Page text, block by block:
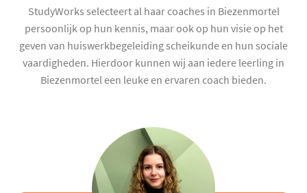
StudyWorks selecteert al haar coaches in Biezenmortel
persoonlijk op hun kennis, maar ook op hun visie op het
geven van huiswerkbegeleiding scheikunde en hun sociale
vaardigheden. Hierdoor kunnen wij aan iedere leerling in
Biezenmortel een leuke en ervaren coach bieden.